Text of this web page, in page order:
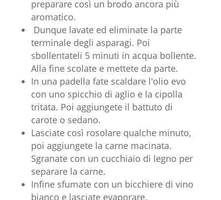
preparare così un brodo ancora più
aromatico.
Dunque lavate ed eliminate la parte
terminale degli asparagi. Poi
sbollentateli 5 minuti in acqua bollente.
Alla fine scolate e mettete da parte.
In una padella fate scaldare l'olio evo
con uno spicchio di aglio e la cipolla
tritata. Poi aggiungete il battuto di
carote o sedano.
Lasciate così rosolare qualche minuto,
poi aggiungete la carne macinata.
Sgranate con un cucchiaio di legno per
separare la carne.
Infine sfumate con un bicchiere di vino
bianco e lasciate evaporare.